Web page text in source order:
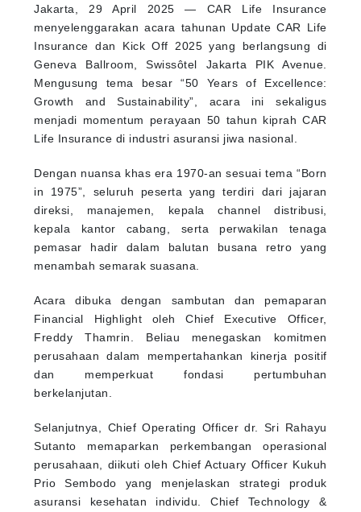
Jakarta, 29 April 2025 — CAR Life Insurance
menyelenggarakan acara tahunan Update CAR Life
Insurance dan Kick Off 2025 yang berlangsung di
Geneva Ballroom, Swissôtel Jakarta PIK Avenue.
Mengusung tema besar “50 Years of Excellence:
Growth and Sustainability”, acara ini sekaligus
menjadi momentum perayaan 50 tahun kiprah CAR
Life Insurance di industri asuransi jiwa nasional.
Dengan nuansa khas era 1970-an sesuai tema “Born
in 1975”, seluruh peserta yang terdiri dari jajaran
direksi, manajemen, kepala channel distribusi,
kepala kantor cabang, serta perwakilan tenaga
pemasar hadir dalam balutan busana retro yang
menambah semarak suasana.
Acara dibuka dengan sambutan dan pemaparan
Financial Highlight oleh Chief Executive Officer,
Freddy Thamrin. Beliau menegaskan komitmen
perusahaan dalam mempertahankan kinerja positif
dan memperkuat fondasi pertumbuhan
berkelanjutan.
Selanjutnya, Chief Operating Officer dr. Sri Rahayu
Sutanto memaparkan perkembangan operasional
perusahaan, diikuti oleh Chief Actuary Officer Kukuh
Prio Sembodo yang menjelaskan strategi produk
asuransi kesehatan individu. Chief Technology &